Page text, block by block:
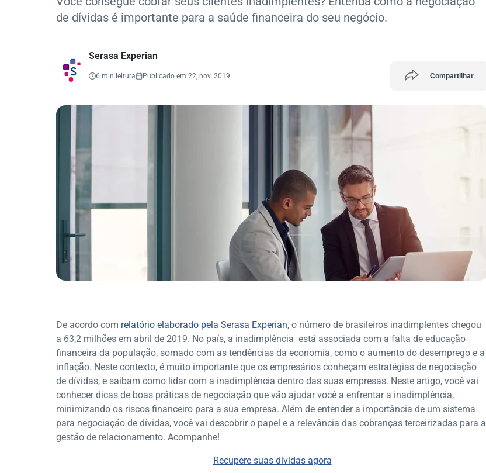
de dívidas é importante para a saúde financeira do seu negócio.
Serasa Experian
6 min leitura Publicado em 22, nov. 2019 Compartilhar
De acordo com relatório elaborado pela Serasa Experian, o número de brasileiros inadimplentes chegou
a 63,2 milhões em abril de 2019. No país, a inadimplência está associada com a falta de educação
financeira da população, somado com as tendências da economia, como o aumento do desemprego e a
inflação. Neste contexto, é muito importante que os empresários conheçam estratégias de negociação
de dívidas, e saibam como lidar com a inadimplência dentro das suas empresas. Neste artigo, você vai
conhecer dicas de boas práticas de negociação que vão ajudar você a enfrentar a inadimplência,
minimizando os riscos financeiro para a sua empresa. Além de entender a importância de um sistema
para negociação de dívidas, você vai descobrir o papel e a relevância das cobranças terceirizadas para a
gestão de relacionamento. Acompanhe!
Recupere suas dívidas agora